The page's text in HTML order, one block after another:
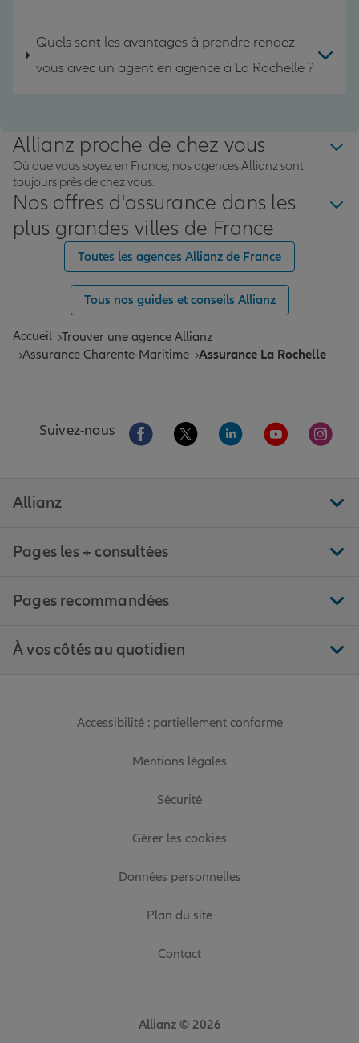
Quels sont les avantages à prendre rendez-
vous avec un agent en agence à La Rochelle ?
Allianz proche de chez vous
Où que vous soyez en France, nos agences Allianz sont
toujours près de chez vous.
Nos offres d'assurance dans les
plus grandes villes de France
Toutes les agences Allianz de France
Tous nos guides et conseils Allianz
Accueil Trouver une agence Allianz
Assurance Charente-Maritime Assurance La Rochelle
Suivez-nous Aller sur la page Facebook de Allianz
Aller sur la page Twitter de
Aller sur la page
Aller sur la
Aller
Allianz
Pages les + consultées
Pages recommandées
À vos côtés au quotidien
Accessibilité : partiellement conforme
Mentions légales
Sécurité
Gérer les cookies
Données personnelles
Plan du site
Contact
Allianz © 2026